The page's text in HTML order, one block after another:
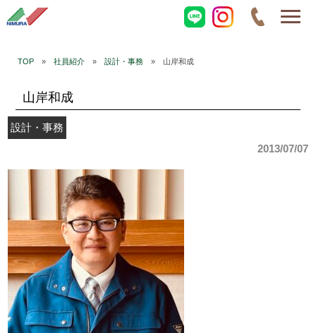
TOP» 社員紹介» 設計・事務» 山岸和成
山岸和成
設計・事務
2013/07/07